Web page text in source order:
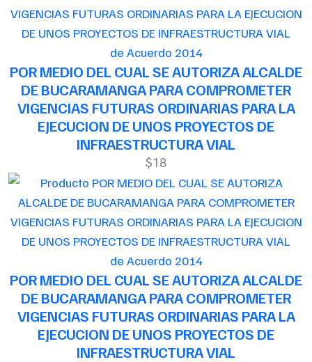
de Acuerdo 2014
POR MEDIO DEL CUAL SE AUTORIZA ALCALDE
DE BUCARAMANGA PARA COMPROMETER
VIGENCIAS FUTURAS ORDINARIAS PARA LA
EJECUCION DE UNOS PROYECTOS DE
INFRAESTRUCTURA VIAL
$18
de Acuerdo 2014
POR MEDIO DEL CUAL SE AUTORIZA ALCALDE
DE BUCARAMANGA PARA COMPROMETER
VIGENCIAS FUTURAS ORDINARIAS PARA LA
EJECUCION DE UNOS PROYECTOS DE
INFRAESTRUCTURA VIAL